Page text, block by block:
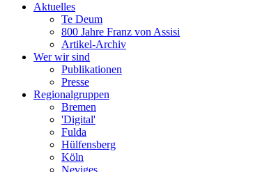
Aktuelles
Te Deum
800 Jahre Franz von Assisi
Artikel-Archiv
Wer wir sind
Publikationen
Presse
Regionalgruppen
Bremen
'Digital'
Fulda
Hülfensberg
Köln